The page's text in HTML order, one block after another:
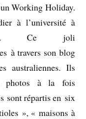
Working Holiday.
à l’université à
Ce joli
à travers son blog
australiennes. Ils
photos à la fois
sont répartis en six
», « maisons à